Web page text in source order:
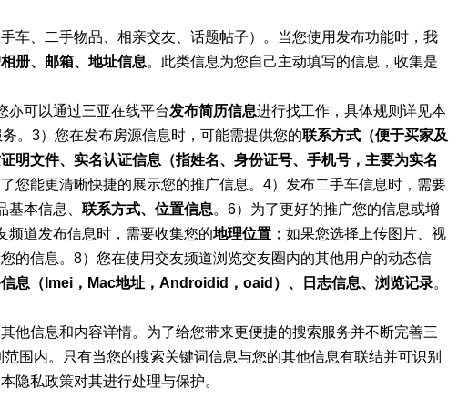
车、二手物品、相亲交友、话题帖子）。当您使用发布功能时，我
册、邮箱、地址信息。此类信息为您自己主动填写的信息，收集是
亦可以通过三亚在线平台发布简历信息进行找工作，具体规则详见本
。3）您在发布房源信息时，可能需提供您的联系方式（便于买家及
明文件、实名认证信息（指姓名、身份证号、手机号，主要为实名
您能更清晰快捷的展示您的推广信息。4）发布二手车信息时，需要
本信息、 联系方式、位置信息。6）为了更好的推广您的信息或增
频道发布信息时，需要收集您的地理位置 ；如果您选择上传图片、视
的信息。8）您在使用交友频道浏览交友圈内的其他用户的动态信
息（Imei，Mac地址，Androidid，oaid）、日志信息、浏览记录。
他信息和内容详情。为了给您带来更便捷的搜索服务并不断完善三
围内。只有当您的搜索关键词信息与您的其他信息有联结并可识别
隐私政策对其进行处理与保护。